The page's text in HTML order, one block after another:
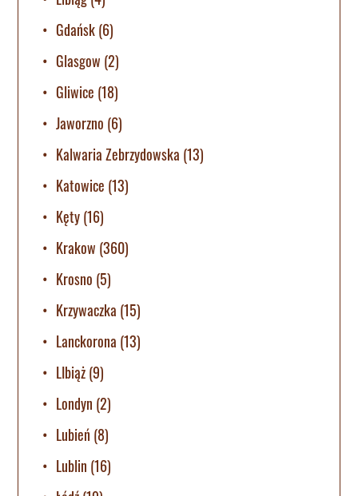
Gdańsk(6)
Glasgow (2)
Gliwice (18)
Jaworzno (6)
Kalwaria Zebrzydowska (13)
Katowice (13)
Kęty(16)
Krakow (360)
Krosno (5)
Krzywaczka (15)
Lanckorona (13)
LIbiąż(9)
Londyn (2)
Lubień (8)
Lublin (16)